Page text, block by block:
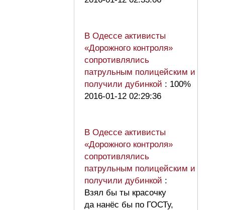
В Одессе активисты
«Дорожного контроля»
сопротивлялись
патрульным полицейским и
получили дубинкой : 100%
2016-01-12 02:29:36
В Одессе активисты
«Дорожного контроля»
сопротивлялись
патрульным полицейским и
получили дубинкой :
Взял бы ты красочку
да нанёс бы по ГОСТу,